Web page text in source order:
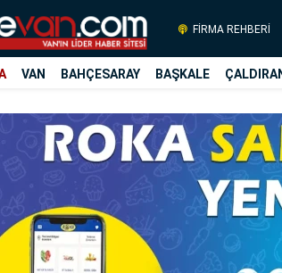
FİRMA REHBERİ
VAN BAHÇESARAY BAŞKALE